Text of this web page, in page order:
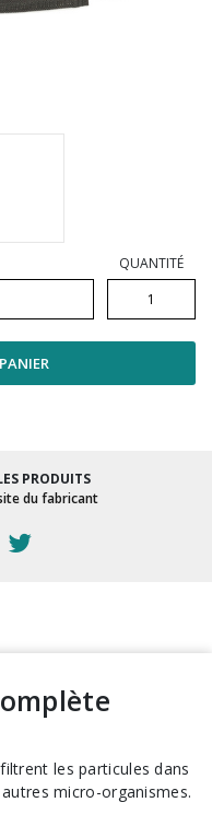
QUANTITÉ
PRODUITS
du fabricant
micro-organismes.